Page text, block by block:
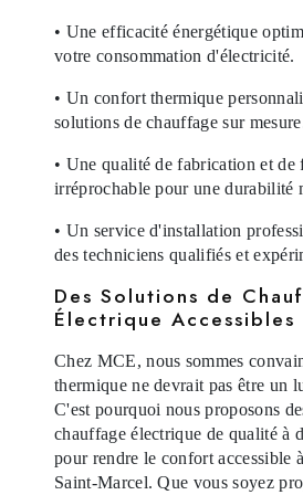
• Une efficacité énergétique
votre consommation d'électricité.
• Un confort thermique
solutions de chauffage sur
• Une qualité de fabrication et de
irréprochable pour une durabilité
• Un service d'installation
des techniciens qualifiés et
Des Solutions de
Électrique Accessibles
Chez MCE, nous sommes
thermique ne devrait pas être un
C'est pourquoi nous proposons
chauffage électrique de qualité à
pour rendre le confort accessible
Saint-Marcel. Que vous soyez